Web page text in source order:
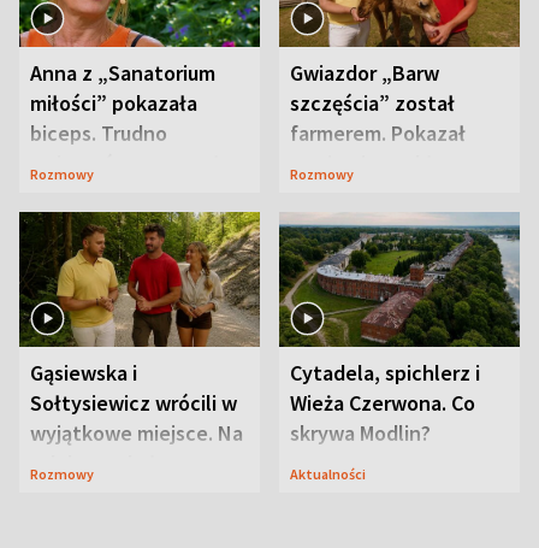
Anna z „Sanatorium
miłości” pokazała
biceps. Trudno
uwierzyć, co przeszła
Rozmowy
Gwiazdor „Barw
szczęścia” został
farmerem. Pokazał
swoje niezwykłe
Rozmowy
Gąsiewska i
Sołtysiewicz wrócili w
wyjątkowe miejsce. Na
szlaku czekał
Rozmowy
Cytadela, spichlerz i
Wieża Czerwona. Co
skrywa Modlin?
Aktualności